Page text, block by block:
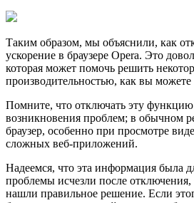
Таким образом, мы объяснили, как
ускорение в браузере Opera. Это
которая может помочь решить
производительностью, как вы можете
Помните, что отключать эту
возникновения проблем; в обычном
браузер, особенно при просмотре
сложных веб-приложений.
Надеемся, что эта информация была
проблемы исчезли после отключения,
нашли правильное решение. Если